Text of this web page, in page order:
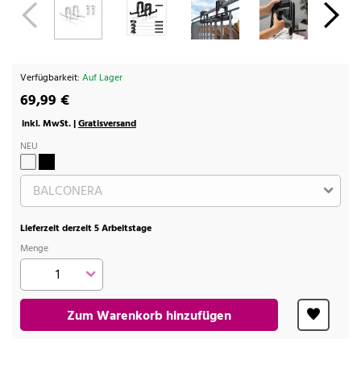
Verfügbarkeit: Auf Lager
69,99 €
inkl. MwSt. |Gratisversand
NEU
Lieferzeit derzeit 5 Arbeitstage
Menge
Zum Warenkorb hinzufügen